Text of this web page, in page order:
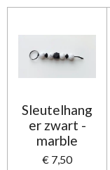
Sleutelhang
er zwart -
marble
€ 7,50